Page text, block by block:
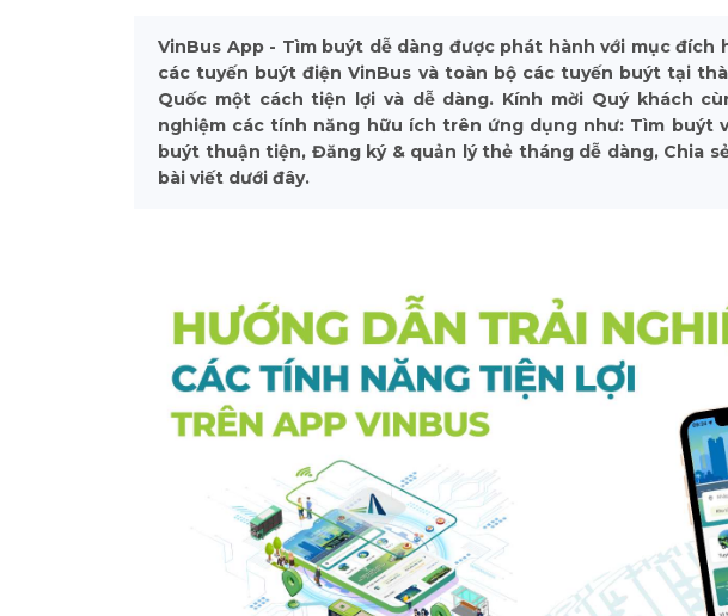
VinBus App - Tìm buýt dễ dàng được phát hành với mục
các tuyến buýt điện VinBus và toàn bộ các tuyến buýt tại
Quốc một cách tiện lợi và dễ dàng. Kính mời Quý khách
nghiệm các tính năng hữu ích trên ứng dụng như: Tìm buýt
buýt thuận tiện, Đăng ký & quản lý thẻ tháng dễ dàng, Chia
bài viết dưới đây.